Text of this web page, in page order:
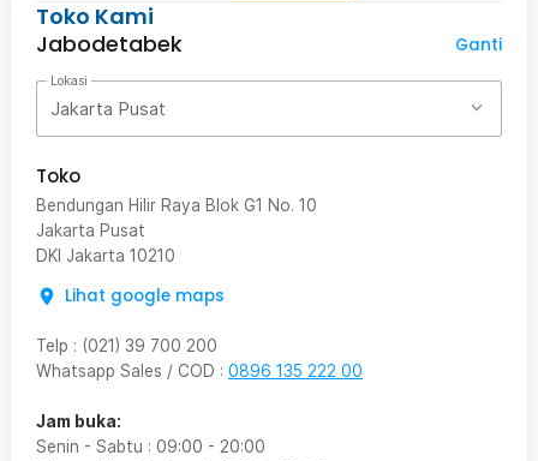
Toko Kami
Jabodetabek
Ganti
Lokasi
Jakarta Pusat
Toko
Bendungan Hilir Raya Blok G1 No. 10
Jakarta Pusat
DKI Jakarta 10210
Lihat google maps
Telp : (021) 39 700 200
Whatsapp Sales / COD : 0896 135 222 00
Jam buka:
Senin - Sabtu : 09:00 - 20:00